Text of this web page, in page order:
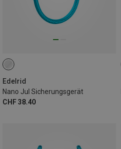
Edelrid
Nano Jul Sicherungsgerät
CHF 38.40